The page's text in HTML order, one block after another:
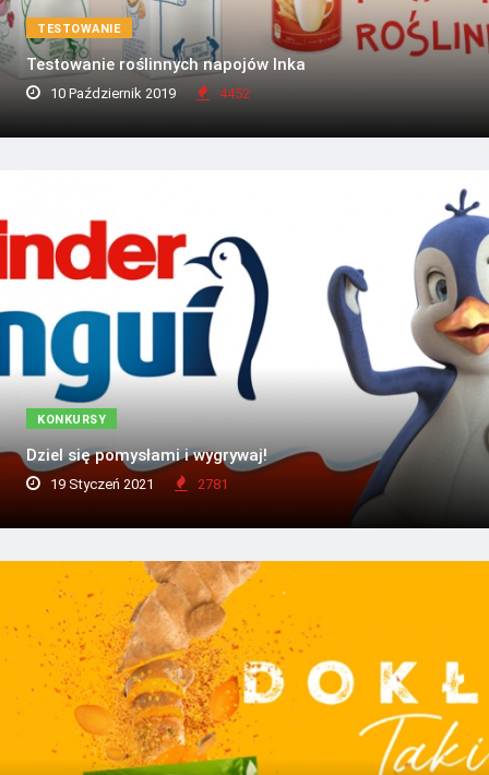
TESTOWANIE
Testowanie roślinnych napojów Inka
10 Październik 2019 4452
KONKURSY
Dziel się pomysłami i wygrywaj!
19 Styczeń 2021 2781